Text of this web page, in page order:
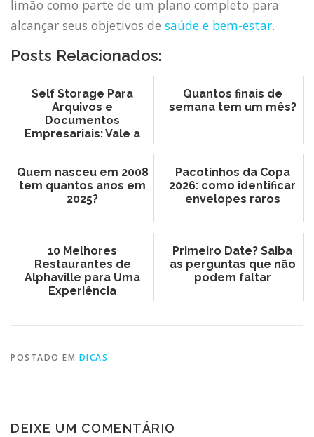
limão como parte de um plano completo para
alcançar seus objetivos de saúde e bem-estar.
Posts Relacionados:
Self Storage Para
Arquivos e
Documentos
Empresariais: Vale a
Quantos finais de
semana tem um mês?
Quem nasceu em 2008
tem quantos anos em
2025?
Pacotinhos da Copa
2026: como identificar
envelopes raros
10 Melhores
Restaurantes de
Alphaville para Uma
Experiência
Primeiro Date? Saiba
as perguntas que não
podem faltar
POSTADO EM DICAS
DEIXE UM COMENTÁRIO